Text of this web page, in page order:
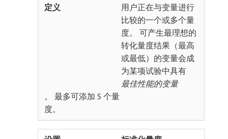
用户正在与变量进行
比较的一个或多个量
度。 可产生最理想的
转化量度结果（最高
或最低）的变量会成
为某项试验中具有​
最佳性能的变量
。 最多可添加 5 个量
度。